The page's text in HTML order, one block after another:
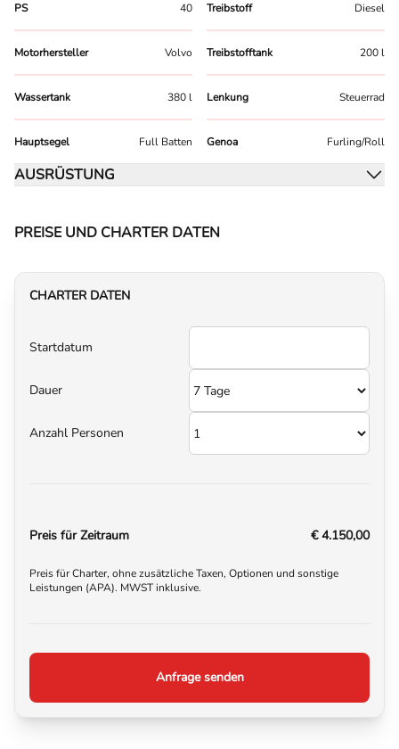
PS 40 Treibstoff Diesel
Motorhersteller Volvo Treibstofftank 200 l
Wassertank 380 l Lenkung Steuerrad
Hauptsegel Full Batten Genoa Furling/Roll
AUSRÜSTUNG
PREISE UND CHARTER DATEN
CHARTER DATEN
Startdatum
Dauer
Anzahl Personen
Preis für Zeitraum € 4.150,00
Preis für Charter, ohne zusätzliche Taxen, Optionen und sonstige
Leistungen (APA). MWST inklusive.
Anfrage senden